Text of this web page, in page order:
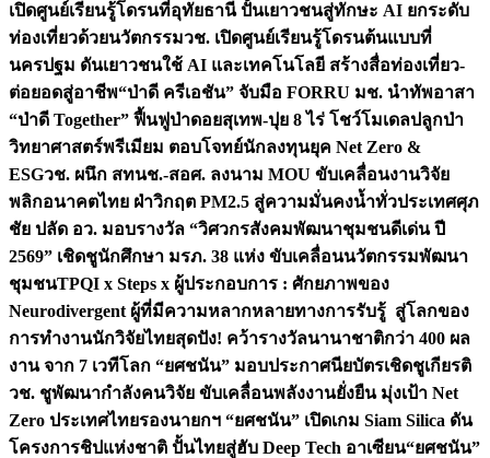
เปิดศูนย์เรียนรู้โดรนที่อุทัยธานี ปั้นเยาวชนสู่ทักษะ AI ยกระดับ
ท่องเที่ยวด้วยนวัตกรรมวช. เปิดศูนย์เรียนรู้โดรนต้นแบบที่
นครปฐม ดันเยาวชนใช้ AI และเทคโนโลยี สร้างสื่อท่องเที่ยว-
ต่อยอดสู่อาชีพ“ป่าดี ครีเอชัน” จับมือ FORRU มช. นำทัพอาสา
“ป่าดี Together” ฟื้นฟูป่าดอยสุเทพ-ปุย 8 ไร่ โชว์โมเดลปลูกป่า
วิทยาศาสตร์พรีเมียม ตอบโจทย์นักลงทุนยุค Net Zero &
ESGวช. ผนึก สทนช.-สอศ. ลงนาม MOU ขับเคลื่อนงานวิจัย
พลิกอนาคตไทย ฝ่าวิกฤต PM2.5 สู่ความมั่นคงน้ำทั่วประเทศศุภ
ชัย ปลัด อว. มอบรางวัล “วิศวกรสังคมพัฒนาชุมชนดีเด่น ปี
2569” เชิดชูนักศึกษา มรภ. 38 แห่ง ขับเคลื่อนนวัตกรรมพัฒนา
ชุมชนTPQI x Steps x ผู้ประกอบการ : ศักยภาพของ
Neurodivergent ผู้ที่มีความหลากหลายทางการรับรู้ สู่โลกของ
การทำงานนักวิจัยไทยสุดปัง! คว้ารางวัลนานาชาติกว่า 400 ผล
งาน จาก 7 เวทีโลก “ยศชนัน” มอบประกาศนียบัตรเชิดชูเกียรติ
วช. ชูพัฒนากำลังคนวิจัย ขับเคลื่อนพลังงานยั่งยืน มุ่งเป้า Net
Zero ประเทศไทยรองนายกฯ “ยศชนัน” เปิดเกม Siam Silica ดัน
โครงการชิปแห่งชาติ ปั้นไทยสู่ฮับ Deep Tech อาเซียน“ยศชนัน”